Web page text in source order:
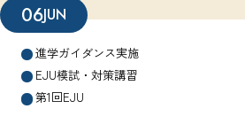
06JUN
進学ガイダンス実施
EJU模試・対策講習
第1回EJU